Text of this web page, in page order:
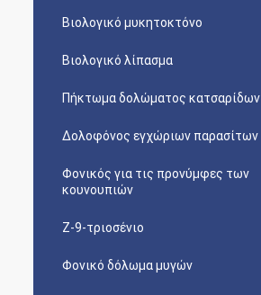
Βιολογικό μυκητοκτόνο
Βιολογικό λίπασμα
Πήκτωμα δολώματος κατσαρίδων
Δολοφόνος εγχώριων παρασίτων
Φονικός για τις προνύμφες των
κουνουπιών
Ζ-9-τριοσένιο
Φονικό δόλωμα μυγών